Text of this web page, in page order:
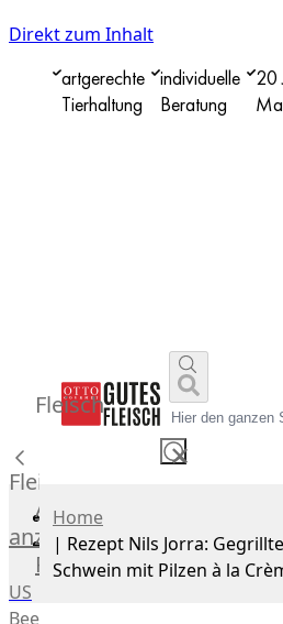
Direkt zum Inhalt
artgerechte
Tierhaltung
individuelle
Beratung
20
✕
Fleisch
Fleisch
Alle
anzeigen
Rind
US
Beef
Home
| Rezept Nils Jorra:
Schwein mit Pilzen à la